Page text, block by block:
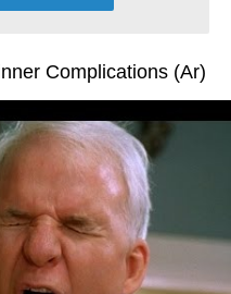
Complications (Ar)